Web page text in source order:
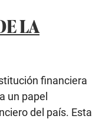
LA
financiera
un papel
del país. Esta